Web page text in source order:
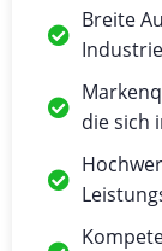
Breite
die sich